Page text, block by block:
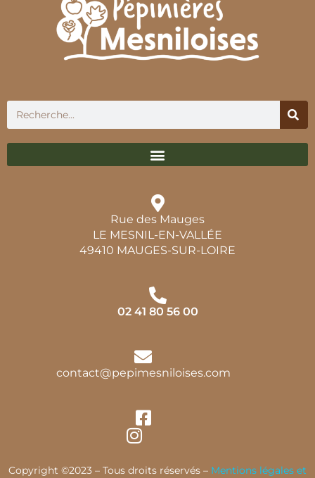
Rue des Mauges
LE MESNIL-EN-VALLÉE
49410 MAUGES-SUR-LOIRE
02 41 80 56 00
contact@pepimesniloises.com
Copyright ©2023 – Tous droits réservés – Mentions légales et